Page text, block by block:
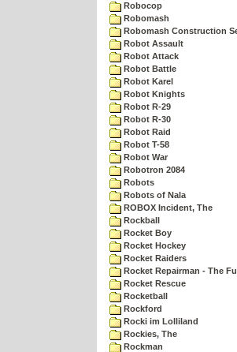
Robocop
Robomash
Robomash Construction
Robot Assault
Robot Attack
Robot Battle
Robot Karel
Robot Knights
Robot R-29
Robot R-30
Robot Raid
Robot T-58
Robot War
Robotron 2084
Robots
Robots of Nala
ROBOX Incident, The
Rockball
Rocket Boy
Rocket Hockey
Rocket Raiders
Rocket Repairman - The
Rocket Rescue
Rocketball
Rockford
Rocki im Lolliland
Rockies, The
Rockman